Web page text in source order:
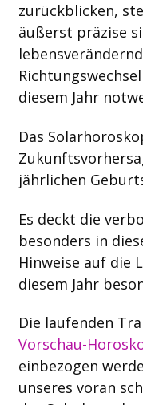
zurückblicken,
äußerst präzise
diesem Jahr
Das
jährlichen
Es deckt die
besonders in
Hinweise auf die
diesem Jahr
Die laufenden
Vorschau-
einbezogen
unseres voran